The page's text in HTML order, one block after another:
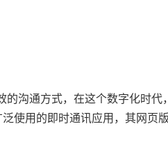
沟通方式，在这个数字化时
使用的即时通讯应用，其网页